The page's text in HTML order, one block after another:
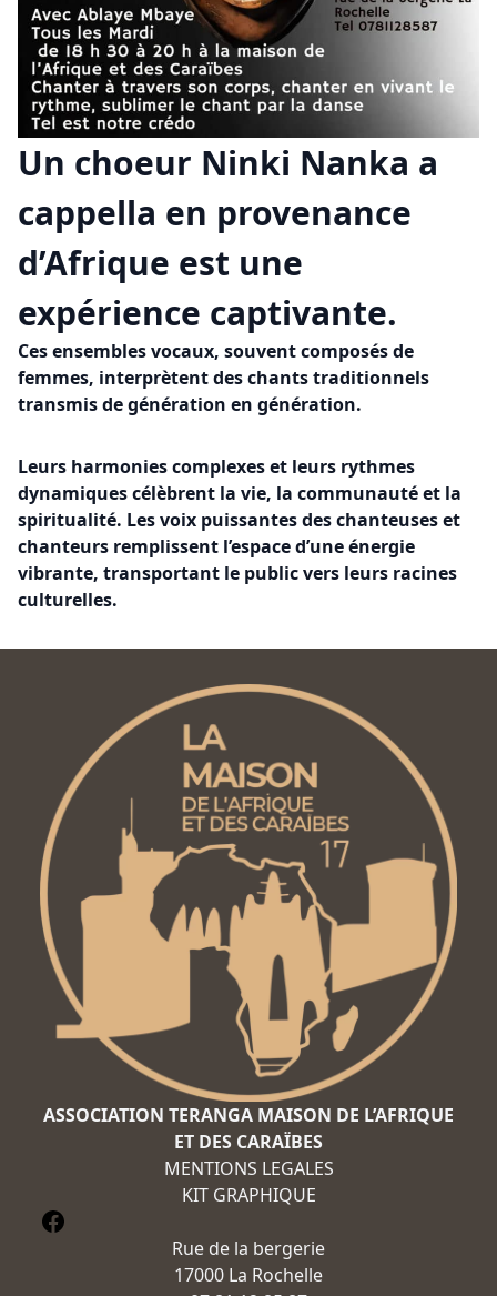
Un choeur Ninki Nanka a
cappella en provenance
d’Afrique est une
expérience captivante.
Ces ensembles vocaux, souvent composés de
femmes, interprètent des chants traditionnels
transmis de génération en génération.
Leurs harmonies complexes et leurs rythmes
dynamiques célèbrent la vie, la communauté et la
spiritualité. Les voix puissantes des chanteuses et
chanteurs remplissent l’espace d’une énergie
vibrante, transportant le public vers leurs racines
culturelles.
ASSOCIATION TERANGA MAISON DE L’AFRIQUE
ET DES CARAÏBES
MENTIONS LEGALES
KIT GRAPHIQUE
@La-maison-de-lAfrique
Rue de la bergerie
17000 La Rochelle